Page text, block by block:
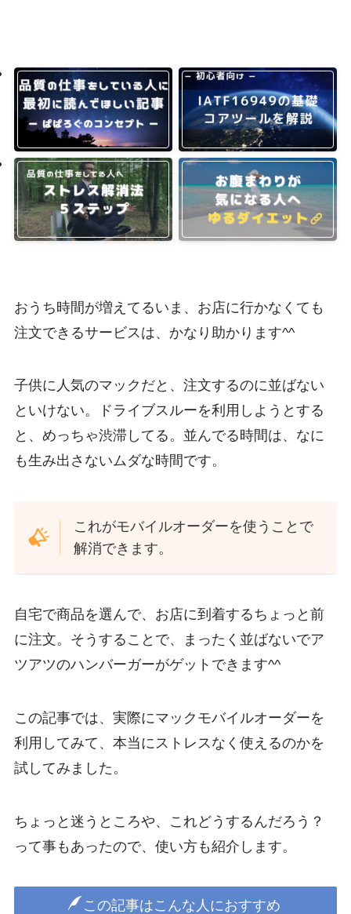
おうち時間が増えてるいま、お店に行かなくても
注文できるサービスは、かなり助かります^^
子供に人気のマックだと、注文するのに並ばない
といけない。ドライブスルーを利用しようとする
と、めっちゃ渋滞してる。並んでる時間は、なに
も生み出さないムダな時間です。
これがモバイルオーダーを使うことで
解消できます。
自宅で商品を選んで、お店に到着するちょっと前
に注文。そうすることで、まったく並ばないでア
ツアツのハンバーガーがゲットできます^^
この記事では、実際にマックモバイルオーダーを
利用してみて、本当にストレスなく使えるのかを
試してみました。
ちょっと迷うところや、これどうするんだろう？
って事もあったので、使い方も紹介します。
この記事はこんな人におすすめ